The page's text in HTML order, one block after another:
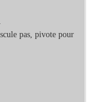
pas, pivote pour